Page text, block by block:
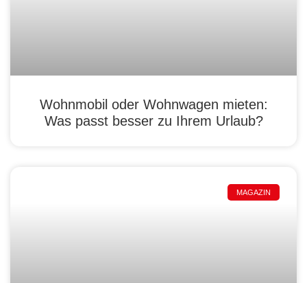
Wohnmobil oder Wohnwagen mieten:
Was passt besser zu Ihrem Urlaub?
MAGAZIN